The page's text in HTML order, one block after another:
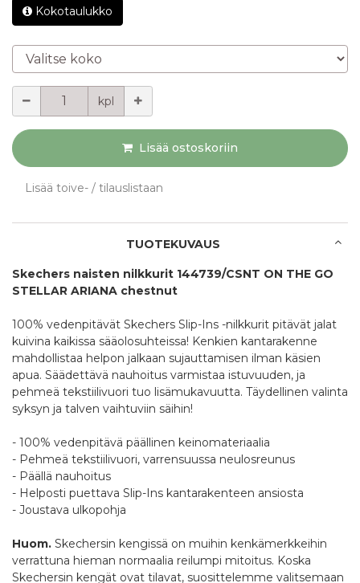
Kokotaulukko
Valitse koko
kpl
Lisää ostoskoriin
Lisää toive- / tilauslistaan
TUOTEKUVAUS
Skechers naisten nilkkurit 144739/CSNT ON THE GO
STELLAR ARIANA chestnut
100% vedenpitävät Skechers Slip-Ins -nilkkurit pitävät jalat
kuivina kaikissa sääolosuhteissa! Kenkien kantarakenne
mahdollistaa helpon jalkaan sujauttamisen ilman käsien
apua. Säädettävä nauhoitus varmistaa istuvuuden, ja
pehmeä tekstiilivuori tuo lisämukavuutta. Täydellinen valinta
syksyn ja talven vaihtuviin säihin!
- 100% vedenpitävä päällinen keinomateriaalia
- Pehmeä tekstiilivuori, varrensuussa neulosreunus
- Päällä nauhoitus
- Helposti puettava Slip-Ins kantarakenteen ansiosta
- Joustava ulkopohja
Huom. Skechersin kengissä on muihin kenkämerkkeihin
verrattuna hieman normaalia reilumpi mitoitus. Koska
Skechersin kengät ovat tilavat, suosittelemme valitsemaan